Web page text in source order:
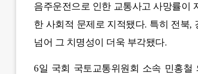
음주운전으로 인한 교통사고 사망률이
한 사회적 문제로 지적됐다. 특히 전북,
넘어 그 치명성이 더욱 부각됐다.
6일 국회 국토교통위원회 소속 민홍철